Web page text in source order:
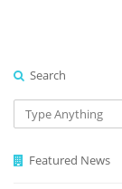
Search
Featured News